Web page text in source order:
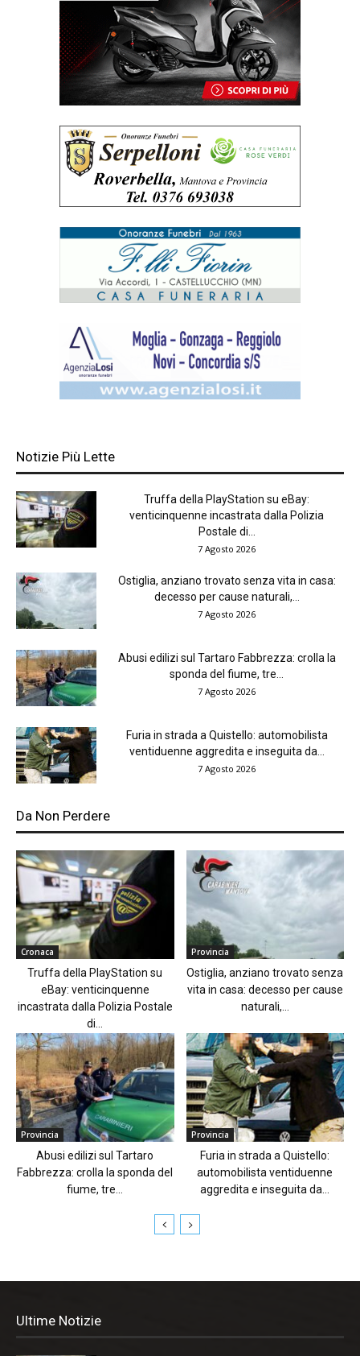
Notizie Più Lette
Truffa della PlayStation su eBay:
venticinquenne incastrata dalla Polizia
Postale di...
7 Agosto 2026
Ostiglia, anziano trovato senza vita in casa:
decesso per cause naturali,...
7 Agosto 2026
Abusi edilizi sul Tartaro Fabbrezza: crolla la
sponda del fiume, tre...
7 Agosto 2026
Furia in strada a Quistello: automobilista
ventiduenne aggredita e inseguita da...
7 Agosto 2026
Da Non Perdere
Cronaca
Truffa della PlayStation su
eBay: venticinquenne
incastrata dalla Polizia Postale
di...
Provincia
Ostiglia, anziano trovato senza
vita in casa: decesso per cause
naturali,...
Provincia
Abusi edilizi sul Tartaro
Fabbrezza: crolla la sponda del
fiume, tre...
Provincia
Furia in strada a Quistello:
automobilista ventiduenne
aggredita e inseguita da...
Ultime Notizie